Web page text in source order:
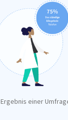
Ergebnis einer